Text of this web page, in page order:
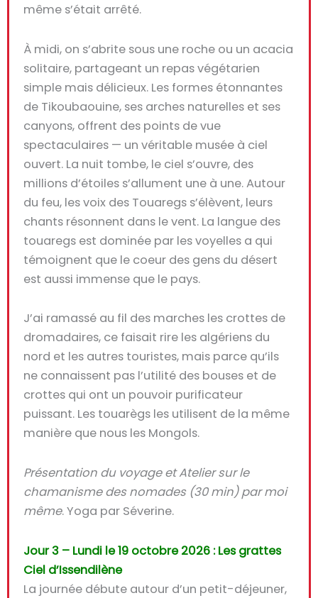
même s’était arrêté.
À midi, on s’abrite sous une roche ou un acacia
solitaire, partageant un repas végétarien
simple mais délicieux. Les formes étonnantes
de Tikoubaouine, ses arches naturelles et ses
canyons, offrent des points de vue
spectaculaires — un véritable musée à ciel
ouvert. La nuit tombe, le ciel s’ouvre, des
millions d’étoiles s’allument une à une. Autour
du feu, les voix des Touaregs s’élèvent, leurs
chants résonnent dans le vent. La langue des
touaregs est dominée par les voyelles a qui
témoignent que le coeur des gens du désert
est aussi immense que le pays.
J’ai ramassé au fil des marches les crottes de
dromadaires, ce faisait rire les algériens du
nord et les autres touristes, mais parce qu’ils
ne connaissent pas l’utilité des bouses et de
crottes qui ont un pouvoir purificateur
puissant. Les touarègs les utilisent de la même
manière que nous les Mongols.
Présentation du voyage et Atelier sur le
chamanisme des nomades (30 min) par moi
même. Yoga par Séverine.
Jour 3 – Lundi le 19 octobre 2026 : Les grattes
Ciel d’Issendilène
La journée débute autour d’un petit-déjeuner,